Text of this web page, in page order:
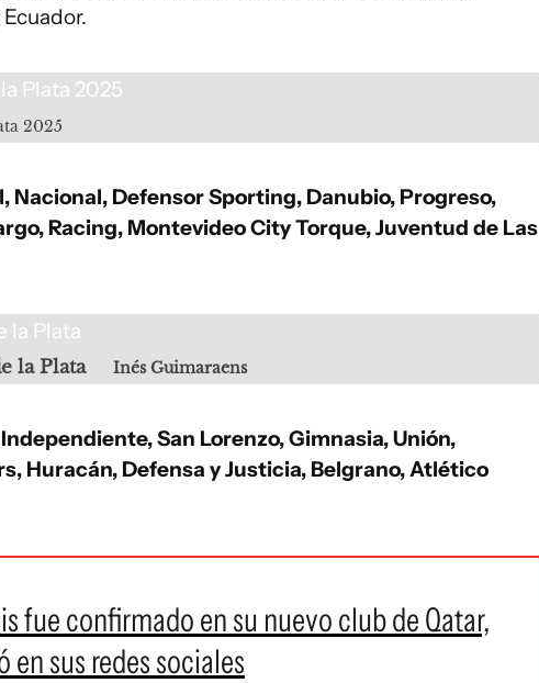
2025
Nacional, Defensor Sporting, Danubio, Progreso,
Racing, Montevideo City Torque, Juventud de Las
la Plata Inés Guimaraens
Independiente, San Lorenzo, Gimnasia, Unión,
Huracán, Defensa y Justicia, Belgrano, Atlético
fue confirmado en su nuevo club de Qatar,
sus redes sociales